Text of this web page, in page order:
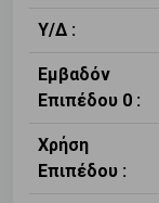
Υ/Δ :
Εμβαδόν
Επιπέδου 0 :
Χρήση
Επιπέδου :